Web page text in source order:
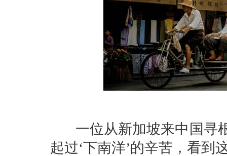
一位从新加坡来中国寻
起过‘下南洋’的辛苦，看到